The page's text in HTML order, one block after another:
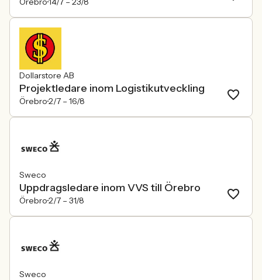
Dollarstore AB
Projektledare inom Logistikutveckling
Örebro2/7 – 16/8
Sweco
Uppdragsledare inom VVS till Örebro
Örebro2/7 – 31/8
Sweco